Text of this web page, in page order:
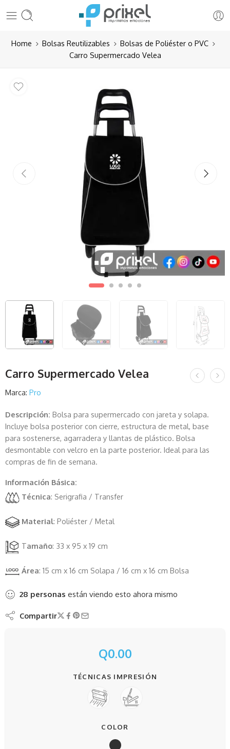
Home Bolsas Reutilizables
Bolsas de Poliéster o PVC
Carro Supermercado Velea
Carro Supermercado Velea
Marca: Pro
Descripción: Bolsa para supermercado con jareta y solapa.
Incluye bolsa posterior con cierre, estructura de metal, base
para sostenerse, agarradera y llantas de plástico. Bolsa
desmontable con velcro en la parte posterior. Ideal para las
compras de fin de semana.
Información Básica:
Técnica: Serigrafia / Transfer
Material: Poliéster / Metal
Tamaño: 33 x 95 x 19 cm
Área: 15 cm x 16 cm Solapa / 16 cm x 16 cm Bolsa
28 personas están viendo esto ahora mismo
Compartir
Q0.00
TÉCNICAS IMPRESIÓN
COLOR